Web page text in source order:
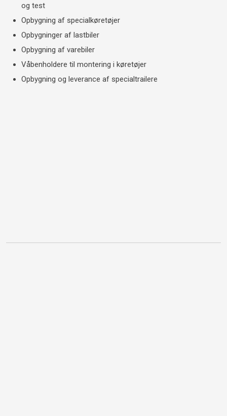
og test
Opbygning af specialkøretøjer
Opbygninger af lastbiler
Opbygning af varebiler
Våbenholdere til montering i køretøjer
Opbygning og leverance af specialtrailere